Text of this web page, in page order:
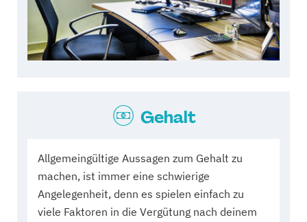
Gehalt
Allgemeingültige Aussagen zum Gehalt zu
machen, ist immer eine schwierige
Angelegenheit, denn es spielen einfach zu
viele Faktoren in die Vergütung nach deinem